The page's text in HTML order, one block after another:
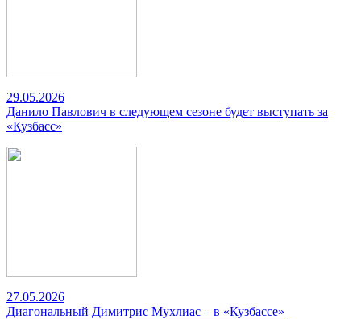
29.05.2026
Данило Павлович в следующем сезоне будет выступать за
«Кузбасс»
27.05.2026
Диагональный Димитрис Мухлиас – в «Кузбассе»